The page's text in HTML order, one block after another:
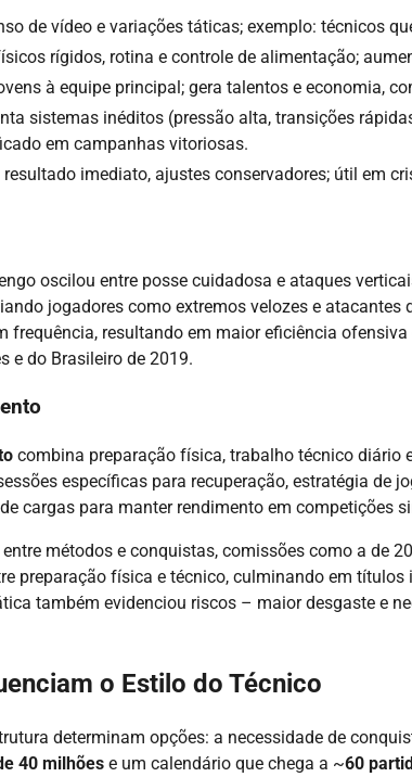
de vídeo e variações táticas; exemplo: técnicos
rígidos, rotina e controle de alimentação;
à equipe principal; gera talentos e economia,
sistemas inéditos (pressão alta, transições
em campanhas vitoriosas.
resultado imediato, ajustes conservadores; útil em
oscilou entre posse cuidadosa e ataques
jogadores como extremos velozes e atacantes
frequência, resultando em maior eficiência
e do Brasileiro de 2019.
combina preparação física, trabalho técnico diário
específicas para recuperação, estratégia de
cargas para manter rendimento em competições
métodos e conquistas, comissões como a de
preparação física e técnico, culminando em
também evidenciou riscos – maior desgaste e
o Estilo do Técnico
determinam opções: a necessidade de
40 milhões e um calendário que chega a ~60